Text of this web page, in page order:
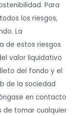
Para
los riesgos,
La
de estos riesgos
valor liquidativo
del fondo y el
de la sociedad
en contacto
de tomar cualquier